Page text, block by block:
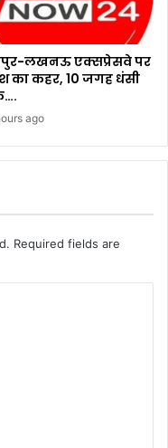
लखनऊ एक्सप्रेसवे पर
का कहर, 10 जगह धंसी
ago
Required fields are